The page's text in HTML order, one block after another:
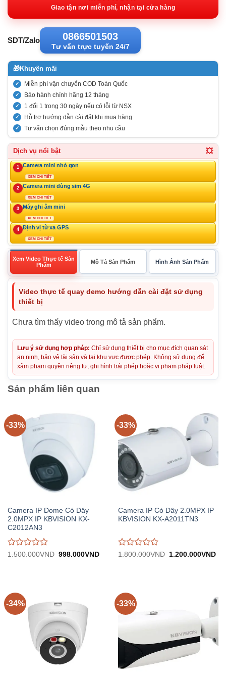
Giao tận nơi miễn phí, nhận tại cửa hàng
SDT/Zalo 0866501503
Tư vấn trực tuyến 24/7
🎁Khuyến mãi
Miễn phí vận chuyển COD Toàn Quốc
Bảo hành chính hãng 12 tháng
1 đổi 1 trong 30 ngày nếu có lỗi từ NSX
Hỗ trợ hướng dẫn cài đặt khi mua hàng
Tư vấn chọn đúng mẫu theo nhu cầu
Dịch vụ nổi bật 💥
1 Camera mini nhỏ gọn
XEM CHI TIẾT
2 Camera mini dùng sim 4G
XEM CHI TIẾT
3 Máy ghi âm mini
XEM CHI TIẾT
4 Định vị từ xa GPS
XEM CHI TIẾT
Xem Video Thực tế Sản
Phẩm
Mô Tả Sản Phẩm Hình Ảnh Sản Phẩm
Video thực tế quay demo hướng dẫn cài đặt sử dụng
thiết bị
Chưa tìm thấy video trong mô tả sản phẩm.
Lưu ý sử dụng hợp pháp: Chỉ sử dụng thiết bị cho mục đích quan sát
an ninh, bảo vệ tài sản và tại khu vực được phép. Không sử dụng để
xâm phạm quyền riêng tư, ghi hình trái phép hoặc vi phạm pháp luật.
Sản phẩm liên quan
-33%
Camera IP Dome Có Dây
2.0MPX IP KBVISION KX-
C2012AN3
Được
5
1.500.000VND Giá
998.000VNDGiá
-33%
Camera IP Có Dây 2.0MPX IP
KBVISION KX-A2011TN3
Được
5
1.800.000VND
Giá
1.200.000VNDGiá
-34% -33%